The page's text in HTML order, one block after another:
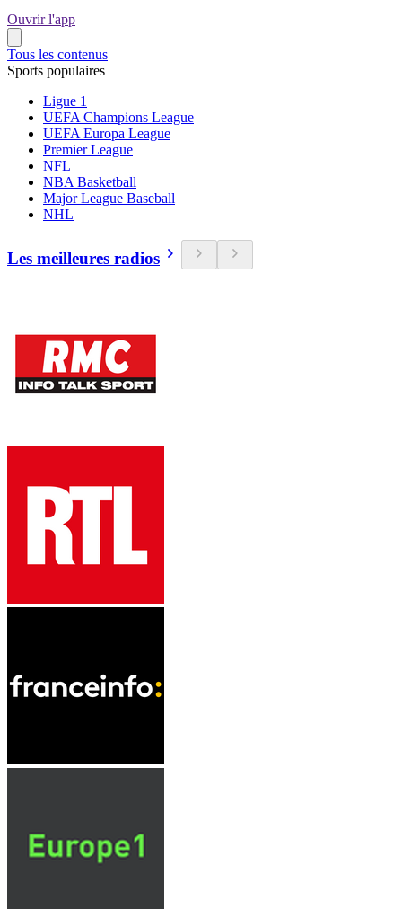
Ouvrir l'app
Tous les contenus
Sports populaires
Ligue 1
UEFA Champions League
UEFA Europa League
Premier League
NFL
NBA Basketball
Major League Baseball
NHL
Les meilleures radios